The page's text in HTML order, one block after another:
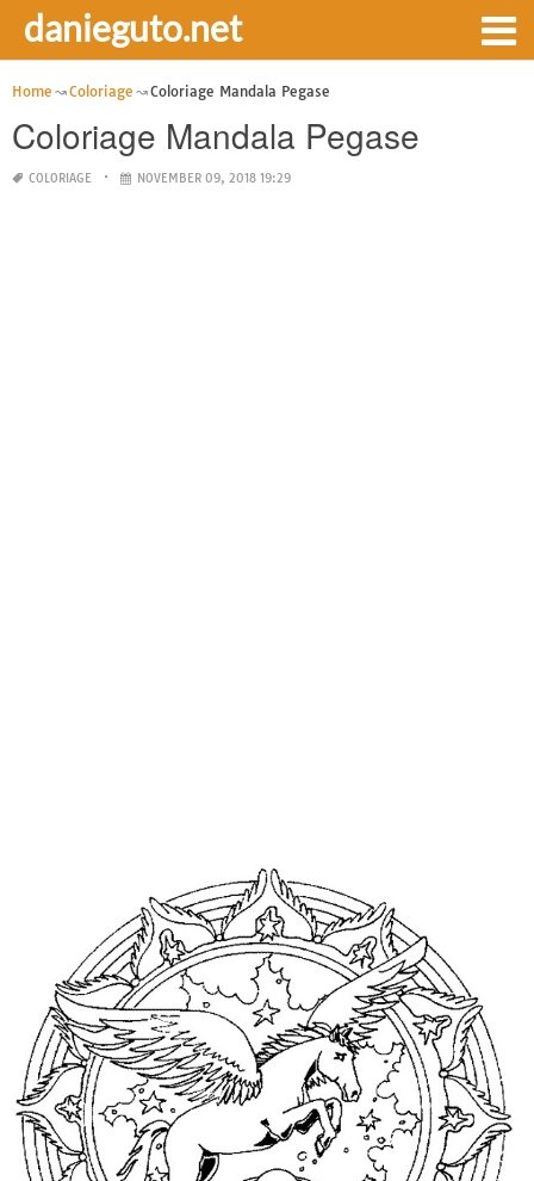
danieguto.net
Home Coloriage Coloriage Mandala Pegase
Coloriage Mandala Pegase
COLORIAGE NOVEMBER 09, 2018 19:29